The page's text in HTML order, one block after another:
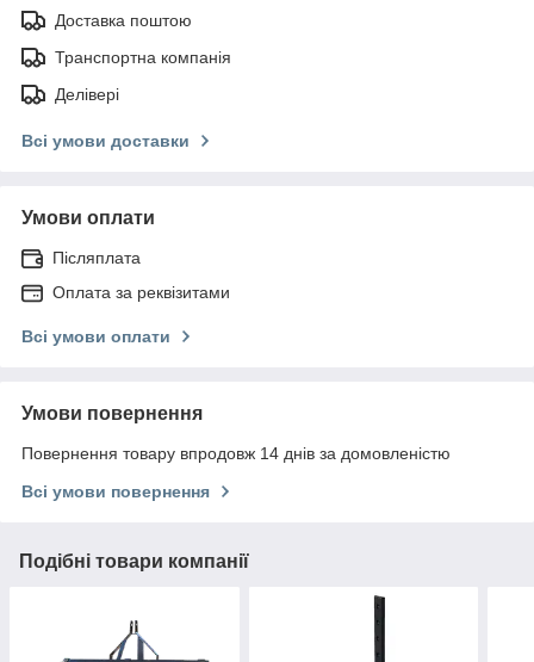
Доставка поштою
Транспортна компанія
Делівері
Всі умови доставки
Умови оплати
Післяплата
Оплата за реквізитами
Всі умови оплати
Умови повернення
Повернення товару впродовж 14 днів за домовленістю
Всі умови повернення
Подібні товари компанії